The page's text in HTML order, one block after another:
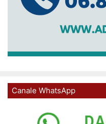
Canale WhatsApp